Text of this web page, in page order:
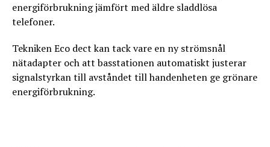
energiförbrukning jämfört med äldre sladdlösa
telefoner.
Tekniken Eco dect kan tack vare en ny strömsnål
nätadapter och att basstationen automatiskt justerar
signalstyrkan till avståndet till handenheten ge grönare
energiförbrukning.